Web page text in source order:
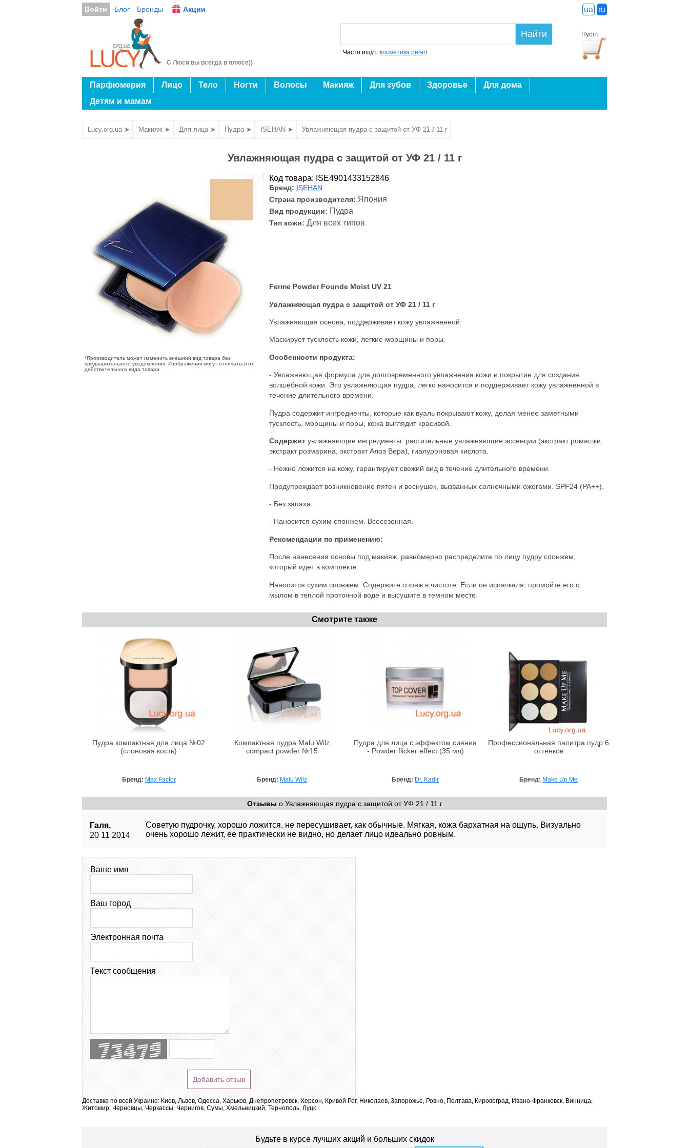
Войти Блог Бренды Акции ua ru
С Люси вы всегда в плюсе))
Пусто
Найти
Часто ищут: косметика pelart
Парфюмерия Лицо Тело Ногти Волосы Макияж Для зубов Здоровье
Для дома
Детям и мамам
Lucy.org.ua ➤ Макияж ➤ Для лица ➤ Пудра ➤ ISEHAN ➤ Увлажняющая пудра с защитой от УФ 21 / 11 г
Увлажняющая пудра с защитой от УФ 21 / 11 г
*Производитель может изменить внешний вид товара без
предварительного уведомления. Изображения могут отличаться от
действительного вида товара
Код товара: ISE4901433152846
Бренд: ISEHAN
Страна производителя: Япония
Вид продукции: Пудра
Тип кожи: Для всех типов
Ferme Powder Founde Moist UV 21
Увлажняющая пудра с защитой от УФ 21 / 11 г
Увлажняющая основа, поддерживает кожу увлажненной.
Маскирует тусклость кожи, легкие морщины и поры.
Особенности продукта:
- Увлажняющая формула для долговременного увлажнения кожи и покрытие для создания
волшебной кожи. Это увлажняющая пудра, легко наносится и поддерживает кожу увлажненной в
течение длительного времени.
Пудра содержит ингредиенты, которые как вуаль покрывают кожу, делая менее заметными
тусклость, морщины и поры, кожа выглядит красивой.
Содержит увлажняющие ингредиенты: растительные увлажняющие эссенции (экстракт ромашки,
экстракт розмарина, экстракт Алоэ Вера), гиалуроновая кислота.
- Нежно ложится на кожу, гарантирует свежий вид в течение длительного времени.
Предупреждает возникновение пятен и веснушек, вызванных солнечными ожогами. SPF24 (PA++).
- Без запаха.
- Наносится сухим спонжем. Всесезонная.
Рекомендации по применению:
После нанесения основы под макияж, равномерно распределите по лицу пудру спонжем,
который идет в комплекте.
Наносится сухим спонжем. Содержите спонж в чистоте. Если он испачкаля, промойте его с
мылом в теплой проточной воде и высушите в темном месте.
Смотрите также
Пудра компактная для лица №02
(слоновая кость)
Бренд: Max Factor
Компактная пудра Malu Wilz
compact powder №15
Бренд: Malu Wilz
Пудра для лица с эффектом сияния
- Powder flicker effect (35 мл)
Бренд: Dr. Kadir
Профессиональная палитра пудр 6
оттенков
Бренд: Make Up Me
Отзывы о Увлажняющая пудра с защитой от УФ 21 / 11 г
Галя,
20 11 2014
Советую пудрочку, хорошо ложится, не пересушивает, как обычные. Мягкая, кожа бархатная на ощупь. Визуально
очень хорошо лежит, ее практически не видно, но делает лицо идеально ровным.
Ваше имя
Ваш город
Электронная почта
Текст сообщения
Добавить отзыв
Доставка по всей Украине: Киев, Львов, Одесса, Харьков, Днепропетровск, Херсон, Кривой Рог, Николаев, Запорожье, Ровно, Полтава, Кировоград, Ивано-Франковск, Винница,
Житомир, Черновцы, Черкассы, Чернигов, Сумы, Хмельницкий, Тернополь, Луцк
Будьте в курсе лучших акций и больших скидок